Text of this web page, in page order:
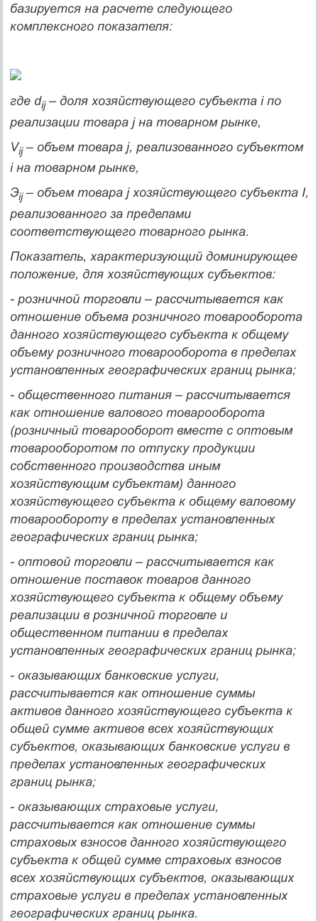
базируется на расчете следующего
комплексного показателя:
где dij– доля хозяйствующего субъекта i по
реализации товара j на товарном рынке,
Vij– объем товара j, реализованного субъектом
i на товарном рынке,
Эij– объем товара j хозяйствующего субъекта I,
реализованного за пределами
соответствующего товарного рынка.
Показатель, характеризующий доминирующее
положение, для хозяйствующих субъектов:
- розничной торговли – рассчитывается как
отношение объема розничного товарооборота
данного хозяйствующего субъекта к общему
объему розничного товарооборота в пределах
установленных географических границ рынка;
- общественного питания – рассчитывается
как отношение валового товарооборота
(розничный товарооборот вместе с оптовым
товарооборотом по отпуску продукции
собственного производства иным
хозяйствующим субъектам) данного
хозяйствующего субъекта к общему валовому
товарообороту в пределах установленных
географических границ рынка;
- оптовой торговли – рассчитывается как
отношение поставок товаров данного
хозяйствующего субъекта к общему объему
реализации в розничной торговле и
общественном питании в пределах
установленных географических границ рынка;
- оказывающих банковские услуги,
рассчитывается как отношение суммы
активов данного хозяйствующего субъекта к
общей сумме активов всех хозяйствующих
субъектов, оказывающих банковские услуги в
пределах установленных географических
границ рынка;
- оказывающих страховые услуги,
рассчитывается как отношение суммы
страховых взносов данного хозяйствующего
субъекта к общей сумме страховых взносов
всех хозяйствующих субъектов, оказывающих
страховые услуги в пределах установленных
географических границ рынка.